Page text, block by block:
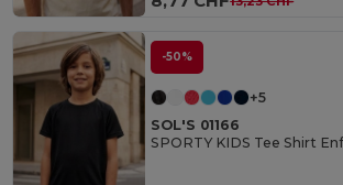
-50%
+5
SOL'S 01166